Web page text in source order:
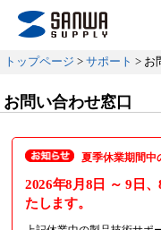
トップページ > サポート > お
お問い合わせ窓口
夏季休業期間中
2026年8月8日 ～ 9日
たします。